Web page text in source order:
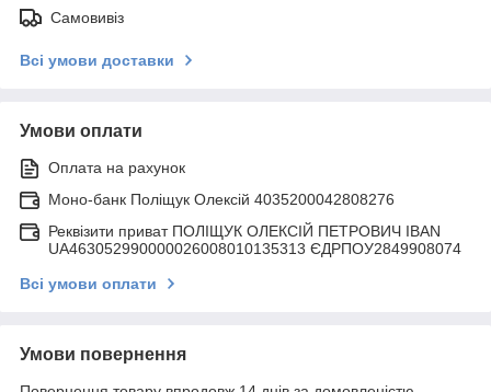
Самовивіз
Всі умови доставки
Умови оплати
Оплата на рахунок
Моно-банк Поліщук Олексій 4035200042808276
Реквізити приват ПОЛІЩУК ОЛЕКСІЙ ПЕТРОВИЧ IBAN
UA463052990000026008010135313 ЄДРПОУ2849908074
Всі умови оплати
Умови повернення